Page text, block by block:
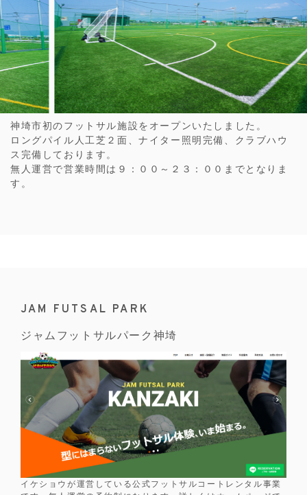
神埼市初のフットサル施設をオープンいたしました。
ロングパイル人工芝２面、ナイター照明完備、クラブハウ
ス完備しております。
無人運営で営業時間は９：００～２３：００までとなりま
す。
JAM FUTSAL PARK
ジャムフットサルパーク神埼
イケショウが運営している公式フットサルコートレンタル事業